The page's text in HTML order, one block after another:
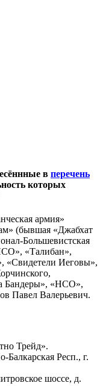
в перечень
которых
армия»
(бывшая «Джабхат
Большевистская
«Талибан»,
«Свидетели Иеговы»,
Бандеры», «НСО»,
Павел Валерьевич.
Трейд».
Респ., г.
шоссе, д.